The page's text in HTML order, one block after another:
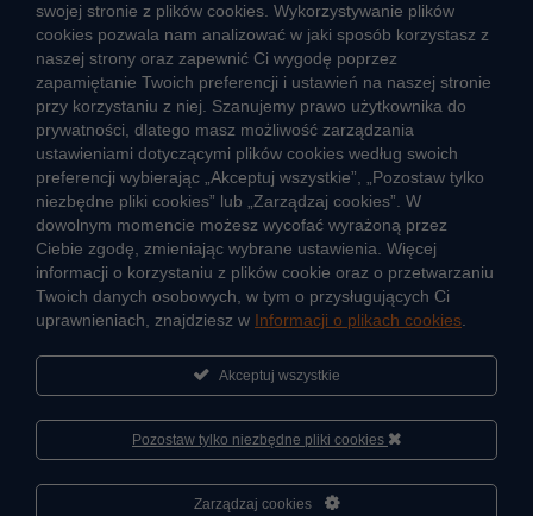
CIEPŁO SYSTEMOWE
Zalety ciepła systemowego
Ciepło przez cały rok
Usługi okołociepłownicze
Informacje ciepła systemowego
JAK POWSTAJE CIEPŁO
ŹRÓDŁA CIEPŁA
Mapa sieci ciepłowniczej
KIERUNKI ROZWOJU SIECI CIEPŁOWNICZEJ
CO TO JEST KOGENERACJA
swojej stronie z plików cookies. Wykorzystywanie plików
cookies pozwala nam analizować w jaki sposób korzystasz z
naszej strony oraz zapewnić Ci wygodę poprzez
zapamiętanie Twoich preferencji i ustawień na naszej stronie
przy korzystaniu z niej. Szanujemy prawo użytkownika do
prywatności, dlatego masz możliwość zarządzania
ustawieniami dotyczącymi plików cookies według swoich
preferencji wybierając „Akceptuj wszystkie”, „Pozostaw tylko
niezbędne pliki cookies” lub „Zarządzaj cookies”. W
dowolnym momencie możesz wycofać wyrażoną przez
Ciebie zgodę, zmieniając wybrane ustawienia. Więcej
informacji o korzystaniu z plików cookie oraz o przetwarzaniu
Twoich danych osobowych, w tym o przysługujących Ci
uprawnieniach, znajdziesz w Informacji o plikach cookies
Akceptuj wszystkie
Pozostaw tylko niezbędne pliki cookies
Zarządzaj cookiesCześć, porozmawiaj ze mną